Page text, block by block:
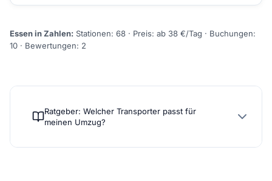
Essen in Zahlen: Stationen: 68 · Preis: ab 38 €/Tag · Buchungen:
10 · Bewertungen: 2
Ratgeber: Welcher Transporter passt für
meinen Umzug?